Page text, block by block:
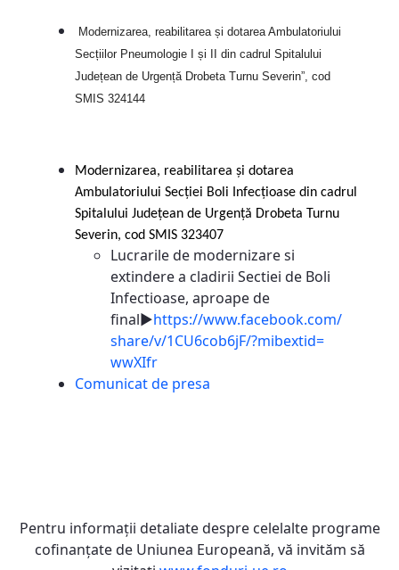
Modernizarea, reabilitarea și dotarea Ambulatoriului
Secțiilor Pneumologie I și II din cadrul Spitalului
Județean de Urgență Drobeta Turnu Severin”, cod
SMIS 324144
Modernizarea, reabilitarea și dotarea
Ambulatoriului Secției Boli Infecțioase din cadrul
Spitalului Județean de Urgență Drobeta Turnu
Severin, cod SMIS 323407
Lucrarile de modernizare si
extindere a cladirii Sectiei de Boli
Infectioase, aproape de
final►https://www.facebook.com/
share/v/1CU6cob6jF/?mibextid=
wwXIfr
Comunicat de presa
Pentru informaţii detaliate despre celelalte programe
cofinanţate de Uniunea Europeană, vă invităm să